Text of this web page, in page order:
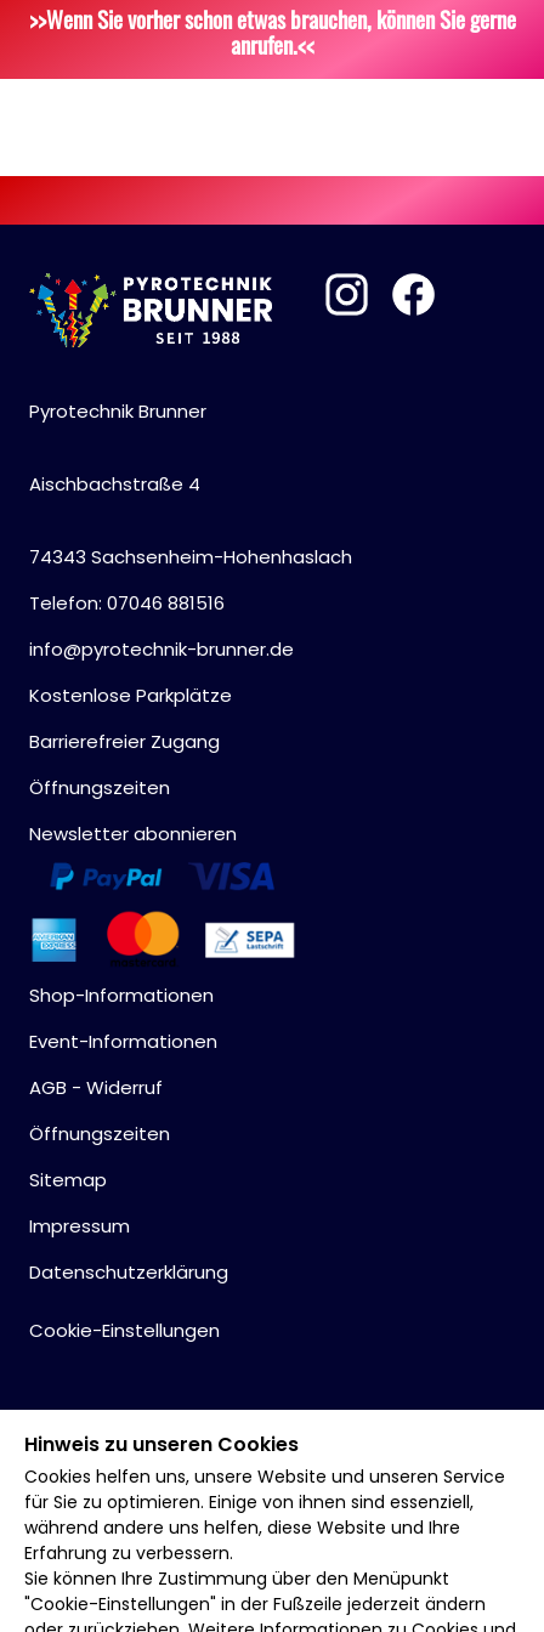
>>Wenn Sie vorher schon etwas brauchen, können Sie gerne
anrufen.<<
Pyrotechnik Brunner
Aischbachstraße 4
74343 Sachsenheim-Hohenhaslach
Telefon: 07046 881516
info@pyrotechnik-brunner.de
Kostenlose Parkplätze
Barrierefreier Zugang
Öffnungszeiten
Newsletter abonnieren
Shop-Informationen
Event-Informationen
AGB - Widerruf
Öffnungszeiten
Sitemap
Impressum
Datenschutzerklärung
Cookie-Einstellungen
Hinweis zu unseren Cookies
Cookies helfen uns, unsere Website und unseren Service
für Sie zu optimieren. Einige von ihnen sind essenziell,
während andere uns helfen, diese Website und Ihre
Erfahrung zu verbessern.
Sie können Ihre Zustimmung über den Menüpunkt
"Cookie-Einstellungen" in der Fußzeile jederzeit ändern